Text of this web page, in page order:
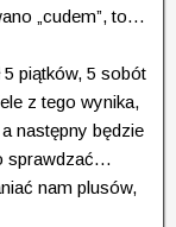
„cudem”, to…
5 piątków, 5 sobót
z tego wynika,
następny będzie
sprawdzać…
nam plusów,